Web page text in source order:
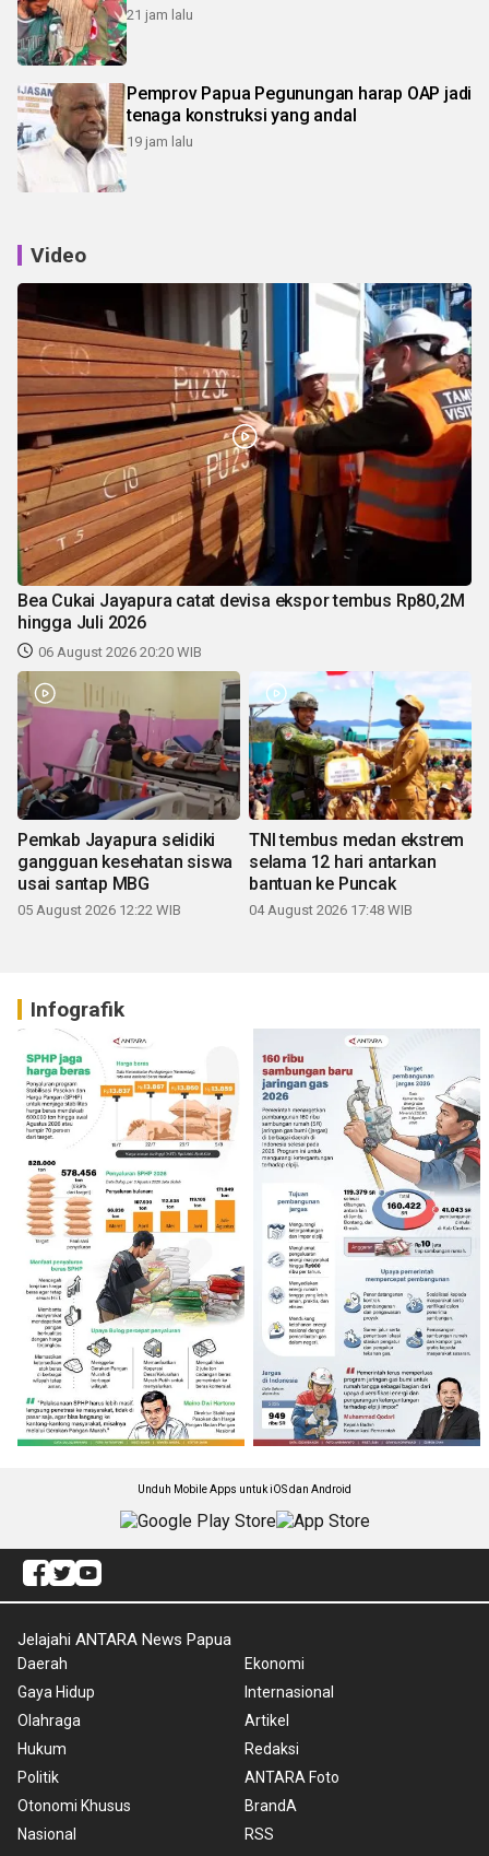
21 jam lalu
Pemprov Papua Pegunungan harap OAP jadi
tenaga konstruksi yang andal
19 jam lalu
Video
Bea Cukai Jayapura catat devisa ekspor tembus Rp80,2M
hingga Juli 2026
06 August 2026 20:20 WIB
Pemkab Jayapura selidiki
gangguan kesehatan siswa
usai santap MBG
05 August 2026 12:22 WIB
TNI tembus medan ekstrem
selama 12 hari antarkan
bantuan ke Puncak
04 August 2026 17:48 WIB
Infografik
Unduh Mobile Apps untuk iOS dan Android
Jelajahi ANTARA News Papua
Daerah
Gaya Hidup
Olahraga
Hukum
Politik
Otonomi Khusus
Nasional
Ekonomi
Internasional
Artikel
Redaksi
ANTARA Foto
BrandA
RSS